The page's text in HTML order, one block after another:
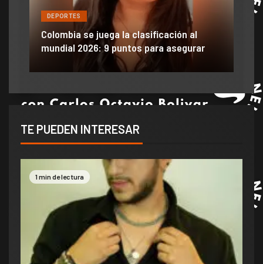
DEPORTES
Colombia se juega la clasificación al
mundial 2026: 9 puntos para asegurar
TE PUEDEN INTERESAR
1 min de lectura